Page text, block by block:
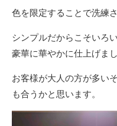
色を限定することで洗練
シンプルだからこそいろ
豪華に華やかに仕上げまし
お客様が大人の方が多い
も合うかと思います。